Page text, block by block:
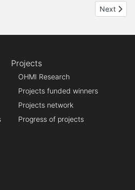
"Ethics on digital data collection in an
Next
Next
Projects
OHMI Research
Projects funded winners
Projects network
Progress of projects